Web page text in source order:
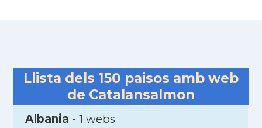
Llista dels 150 paisos amb web
de Catalansalmon
Albania - 1 webs